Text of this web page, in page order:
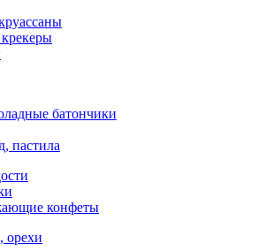
батончики
пастила
конфеты
орехи